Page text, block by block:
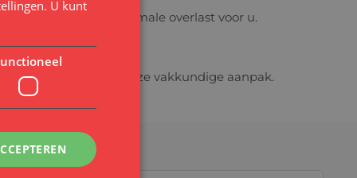
te voeren, met minimale overlast voor u.
met onze vakkundige aanpak.
. U kunt